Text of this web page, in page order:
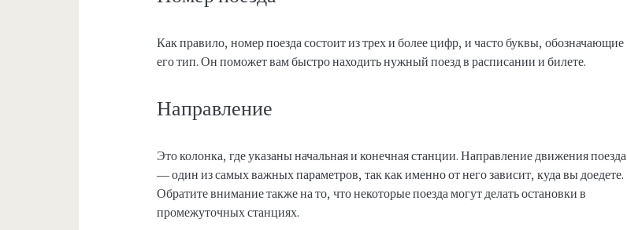
Как правило, номер поезда состоит из трех и более цифр, и часто буквы, обозначающие
его тип. Он поможет вам быстро находить нужный поезд в расписании и билете.
Направление
Это колонка, где указаны начальная и конечная станции. Направление движения поезда
— один из самых важных параметров, так как именно от него зависит, куда вы доедете.
Обратите внимание также на то, что некоторые поезда могут делать остановки в
промежуточных станциях.